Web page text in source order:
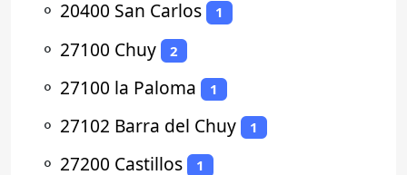
⚬ 20400 San Carlos 1
⚬ 27100 Chuy 2
⚬ 27100 la Paloma 1
⚬ 27102 Barra del Chuy 1
⚬ 27200 Castillos 1